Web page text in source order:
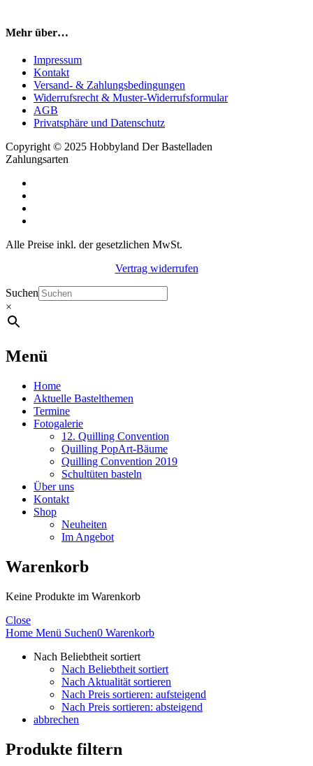
Mehr über…
Impressum
Kontakt
Versand- & Zahlungsbedingungen
Widerrufsrecht & Muster-Widerrufsformular
AGB
Privatsphäre und Datenschutz
Copyright © 2025 Hobbyland Der Bastelladen
Zahlungsarten
Alle Preise inkl. der gesetzlichen MwSt.
Vertrag widerrufen
Suchen
×
Menü
Home
Aktuelle Bastelthemen
Termine
Fotogalerie
12. Quilling Convention
Quilling PopArt-Bäume
Quilling Convention 2019
Schultüten basteln
Über uns
Kontakt
Shop
Neuheiten
Im Angebot
Warenkorb
Keine Produkte im Warenkorb
Close
Home Menü Suchen0 Warenkorb
Nach Beliebtheit sortiert
Nach Beliebtheit sortiert
Nach Aktualität sortieren
Nach Preis sortieren: aufsteigend
Nach Preis sortieren: absteigend
abbrechen
Produkte filtern